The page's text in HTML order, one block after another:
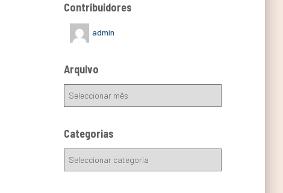
Contribuidores
admin
Arquivo
Categorias